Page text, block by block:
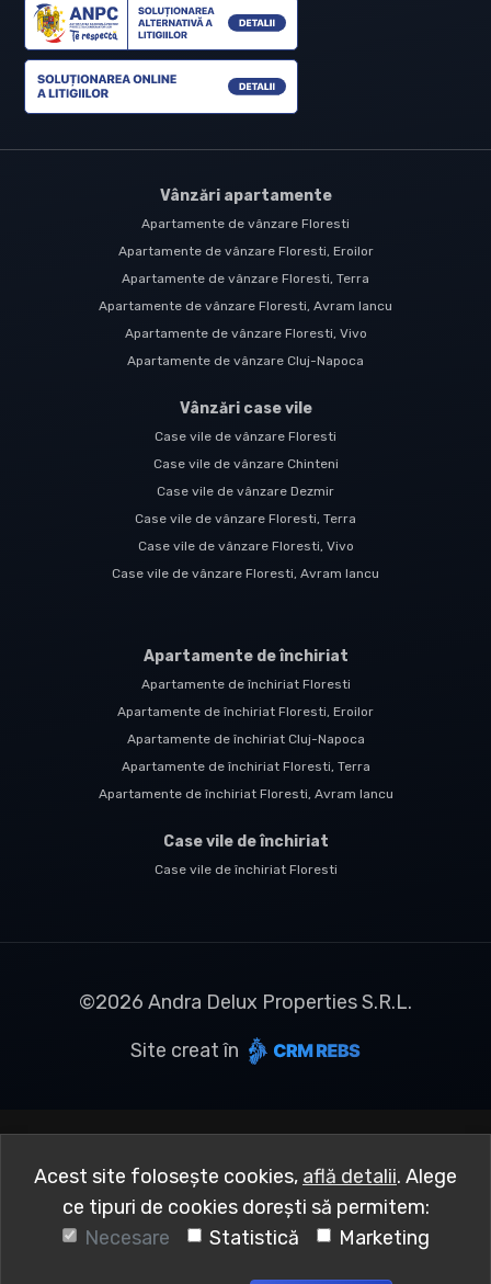
Vânzări apartamente
Apartamente de vânzare Floresti
Apartamente de vânzare Floresti, Eroilor
Apartamente de vânzare Floresti, Terra
Apartamente de vânzare Floresti, Avram Iancu
Apartamente de vânzare Floresti, Vivo
Apartamente de vânzare Cluj-Napoca
Vânzări case vile
Case vile de vânzare Floresti
Case vile de vânzare Chinteni
Case vile de vânzare Dezmir
Case vile de vânzare Floresti, Terra
Case vile de vânzare Floresti, Vivo
Case vile de vânzare Floresti, Avram Iancu
Apartamente de închiriat
Apartamente de închiriat Floresti
Apartamente de închiriat Floresti, Eroilor
Apartamente de închiriat Cluj-Napoca
Apartamente de închiriat Floresti, Terra
Apartamente de închiriat Floresti, Avram Iancu
Case vile de închiriat
Case vile de închiriat Floresti
©2026 Andra Delux Properties S.R.L.
Site creat în
Acest site folosește cookies, află detalii. Alege
ce tipuri de cookies dorești să permitem:
Necesare
Statistică Marketing